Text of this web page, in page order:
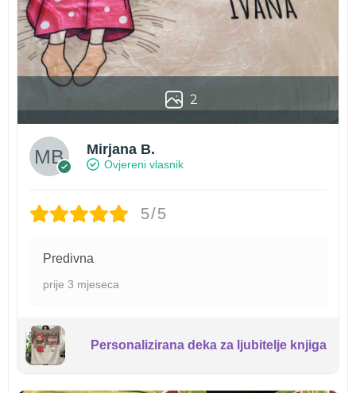
2
Mirjana B.
Ovjereni vlasnik
5/5
Predivna
prije 3 mjeseca
Personalizirana deka za ljubitelje knjiga